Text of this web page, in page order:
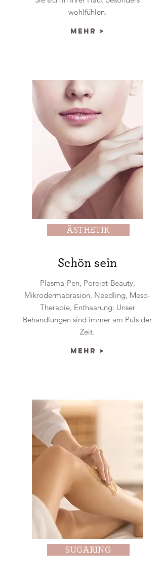
wohlfühlen.
mehr >
ÄSTHETIK
Schön sein
Plasma-Pen, Porejet-Beauty,
Mikrodermabrasion, Needling, Meso-
Therapie, Enthaarung: Unser
Behandlungen sind immer am Puls der
Zeit.
mehr >
SUGARING